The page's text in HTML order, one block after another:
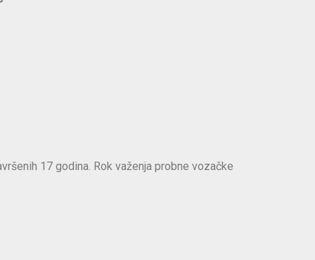
17 godina. Rok važenja probne vozačke